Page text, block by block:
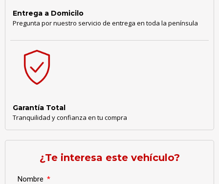
Entrega a Domicilo
Pregunta por nuestro servicio de entrega en toda la península
Garantía Total
Tranquilidad y confianza en tu compra
¿Te interesa este vehículo?
Nombre